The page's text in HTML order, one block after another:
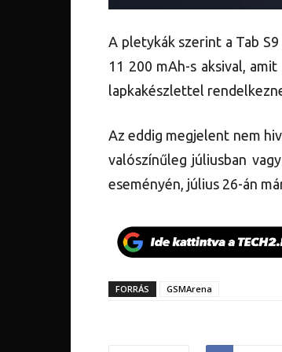
A pletykák szerint a Tab
11 200 mAh-s aksival,
lapkakészlettel
Az eddig megjelent nem
valószínűleg júliusban
eseményén, július 26-án
FORRÁS GSMArena